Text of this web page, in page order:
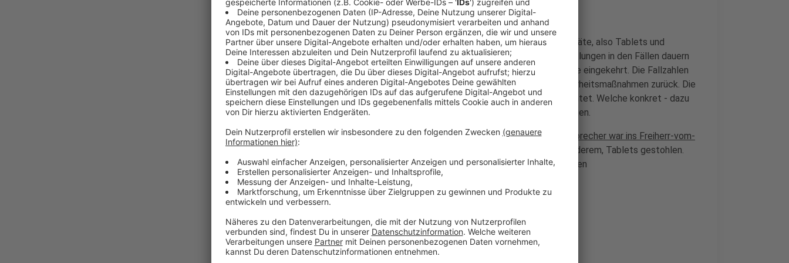
Das Ziel der neuen Einbruchsserie waren vor allem digitale Endgeräte, also Tablets und
Laptops. Davon geht die Polizei zumindest derzeit aus. Die Ermittlungen in den Fällen dauern
noch immer an. Fest steht: Inzwischen ist aber wieder etwas Ruhe eingekehrt. Die Fallzahlen
sinken. Die Stadt führt das unter anderem auf die erhöhten Sicherheitsmaßnahmen zurück. Die
hatte sie im Sommer als Reaktion auf die Einbruchsserie eingerichtet. Welche konkret - dazu
will sie nichts sagen, um keine potentiellen Nachahmer zu ermutigen.
Erst an Weihnachten gab es allerdings einen weiteren Fall:
Ein Einbrecher war ins Freiherr-vom-
und hatte, unter anderem, Tablets gestohlen.
Die Polizei konnte ihn aber noch auf dem Schulgelände festnehmen
Anzeige
Weitere Meldungen aus Leverkusen
Anzeige